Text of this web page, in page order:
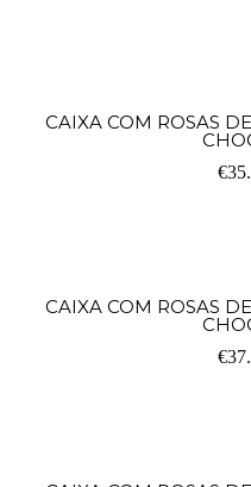
CAIXA COM ROSAS
€
CAIXA COM ROSAS
€